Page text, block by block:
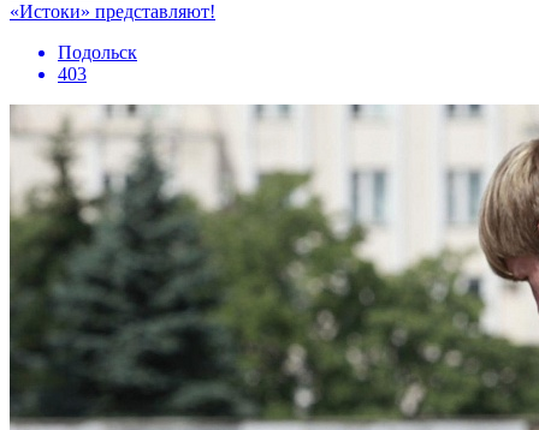
«Истоки» представляют!
Подольск
403